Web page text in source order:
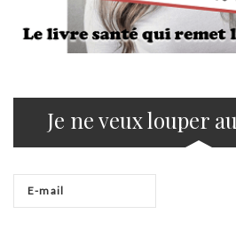
Je ne veux louper